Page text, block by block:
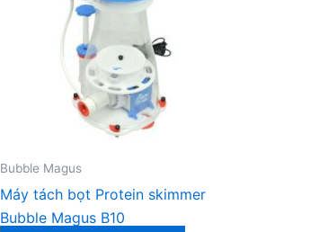
Bubble Magus
Máy tách bọt Protein skimmer
Bubble Magus B10